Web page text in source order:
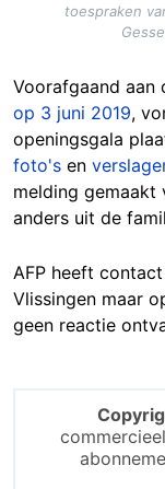
toespraken
Voorafgaand aan
op 3 juni 2019,
openingsgala
foto's en
melding gemaakt
anders uit de
AFP heeft
Vlissingen maar
geen reactie